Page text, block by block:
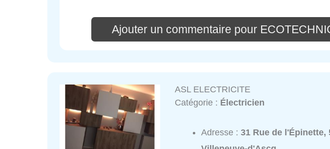
Ajouter un commentaire pour
ASL ELECTRICITE
Catégorie : Électricien
Adresse :31 Rue de l'Épinette,